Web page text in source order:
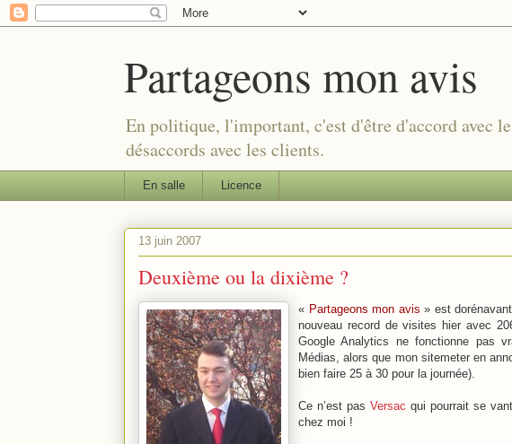
Partageons mon avis
En politique, l'important, c'est d'être d'accord avec
désaccords avec les clients.
En salle Licence
13 juin 2007
Deuxième ou la dixième ?
« Partageons mon avis » est dorénavant
nouveau record de visites hier avec
Google Analytics ne fonctionne pas
Médias, alors que mon sitemeter en
bien faire 25 à 30 pour la journée).
Ce n’est pas Versac qui pourrait se
chez moi !